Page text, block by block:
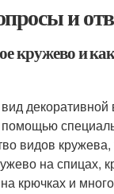
и
кружево и
помощью
видов кружева,
на спицах,
крючках и